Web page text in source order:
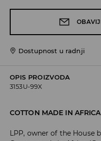
Dostupnost u radnji
OPIS PROIZVODA
3153U-99X
COTTON MADE IN AFRICA
LPP, owner of the House